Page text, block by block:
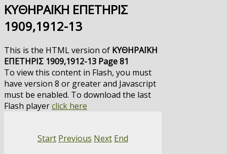
ΚΥΘΗΡΑΪΚΗ ΕΠΕΤΗΡΙΣ
1909,1912-13
This is the HTML version of ΚΥΘΗΡΑΪΚΗ
ΕΠΕΤΗΡΙΣ 1909,1912-13 Page 81
To view this content in Flash, you must
have version 8 or greater and Javascript
must be enabled. To download the last
Flash playerclick here
Start Previous Next End